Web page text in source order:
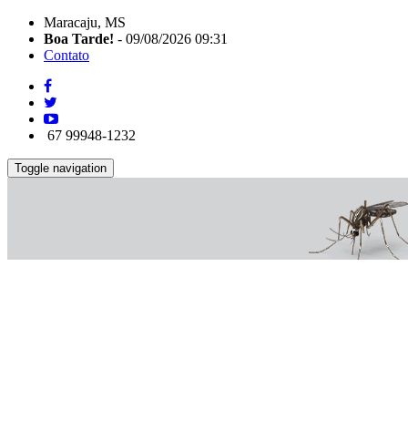
Maracaju, MS
Boa Tarde! - 09/08/2026 09:31
Contato
67 99948-1232
Toggle navigation